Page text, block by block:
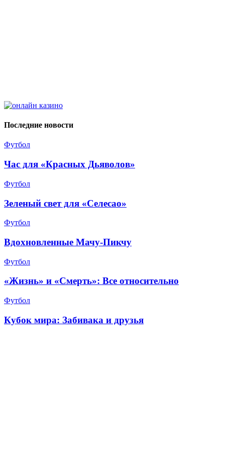
Последние новости
Футбол
Час для «Красных Дьяволов»
Футбол
Зеленый свет для «Селесао»
Футбол
Вдохновленные Мачу-Пикчу
Футбол
«Жизнь» и «Смерть»: Все относительно
Футбол
Кубок мира: Забивака и друзья